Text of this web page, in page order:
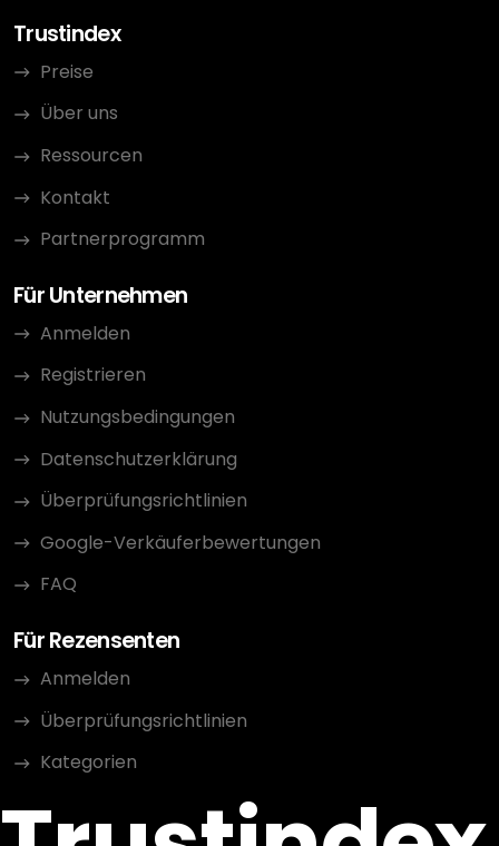
Trustindex
Preise
Über uns
Ressourcen
Kontakt
Partnerprogramm
Für Unternehmen
Anmelden
Registrieren
Nutzungsbedingungen
Datenschutzerklärung
Überprüfungsrichtlinien
Google-Verkäuferbewertungen
FAQ
Für Rezensenten
Anmelden
Überprüfungsrichtlinien
Kategorien